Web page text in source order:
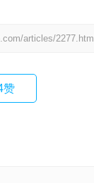
articles/2277.html
赞